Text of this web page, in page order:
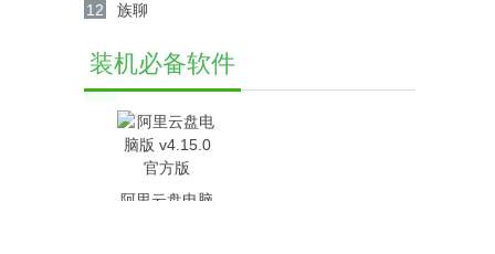
12 族聊
装机必备软件
阿里云盘电脑